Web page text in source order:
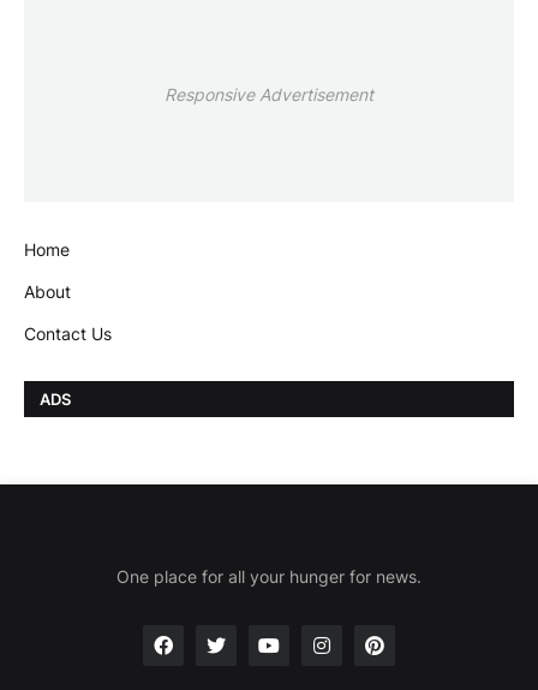
Responsive Advertisement
Home
About
Contact Us
ADS
One place for all your hunger for news.